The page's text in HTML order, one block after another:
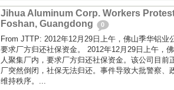
Jihua Aluminum Corp. Workers
Foshan, Guangdong
0
From JTTP: 2012年12月29日上午，佛山季华铝业
要求厂方归还社保资金。 2012年12月29日上午，
人聚集厂内，要求厂方归还社保资金。该公司目前
厂突然倒闭，社保无法归还。事件导致大批警察、
维持秩序。...